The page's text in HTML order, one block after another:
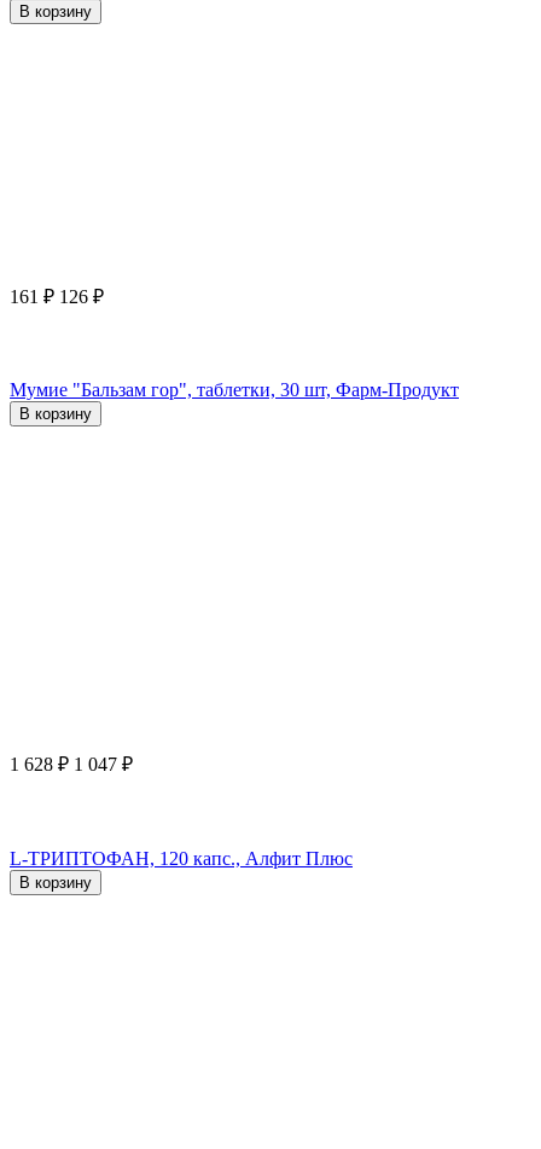
В корзину
161 ₽ 126 ₽
Мумие "Бальзам гор", таблетки, 30 шт, Фарм-Продукт
В корзину
1 628 ₽ 1 047 ₽
L-ТРИПТОФАН, 120 капс., Алфит Плюс
В корзину